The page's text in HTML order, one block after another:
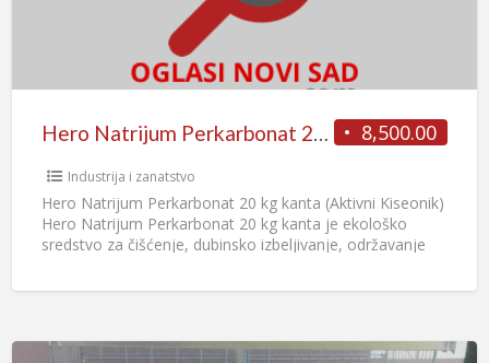
8,500.00
Hero Natrijum Perkarbonat 20 kg kanta (Aktivni Kiseonik)
Industrija i zanatstvo
Hero Natrijum Perkarbonat 20 kg kanta (Aktivni Kiseonik)
Hero Natrijum Perkarbonat 20 kg kanta je ekološko
sredstvo za čišćenje, dubinsko izbeljivanje, održavanje